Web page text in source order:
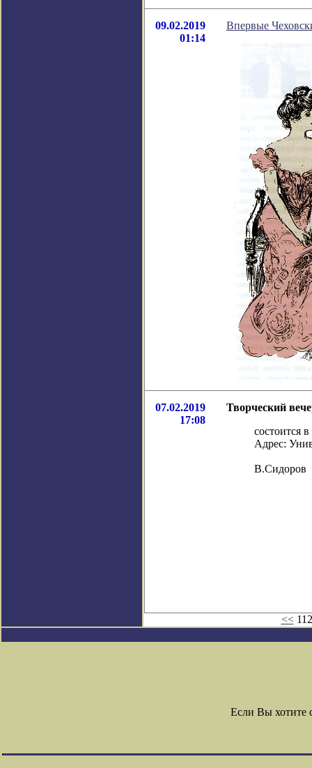
09.02.2019
01:14
Впервые
07.02.2019
17:08
Творческий
состоится
Адрес:
В.Сидоров
<<
Если Вы хотите